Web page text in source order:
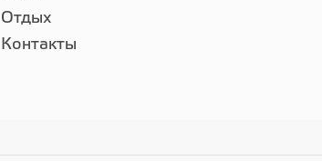
Отдых
Контакты